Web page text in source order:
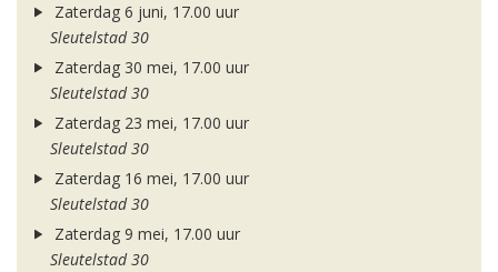
Zaterdag 6 juni, 17.00 uur
Sleutelstad 30
Zaterdag 30 mei, 17.00 uur
Sleutelstad 30
Zaterdag 23 mei, 17.00 uur
Sleutelstad 30
Zaterdag 16 mei, 17.00 uur
Sleutelstad 30
Zaterdag 9 mei, 17.00 uur
Sleutelstad 30